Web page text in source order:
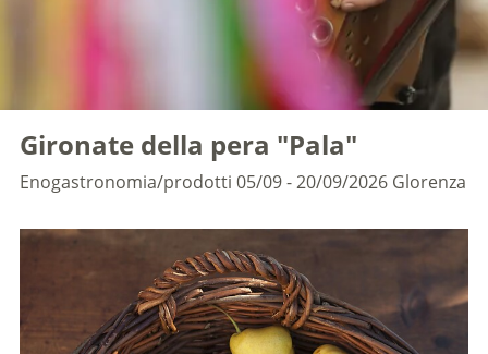
Gironate della pera "Pala"
Enogastronomia/prodotti 05/09 - 20/09/2026 Glorenza